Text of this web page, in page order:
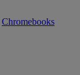
Chromebooks